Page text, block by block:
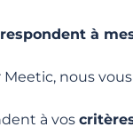
recherches : «
à
nous
à vos